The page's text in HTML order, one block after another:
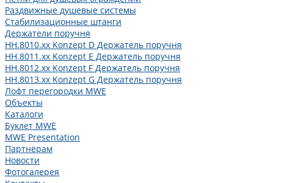
Раздвижные душевые системы
Стабилизационные штанги
Держатели поручня
HH.8010.xx Konzept D Держатель поручня
HH.8011.xx Konzept E Держатель поручня
HH.8012.xx Konzept F Держатель поручня
HH.8013.xx Konzept G Держатель поручня
Лофт перегородки MWE
Объекты
Каталоги
Буклет MWE
MWE Presentation
Партнёрам
Новости
Фотогалерея